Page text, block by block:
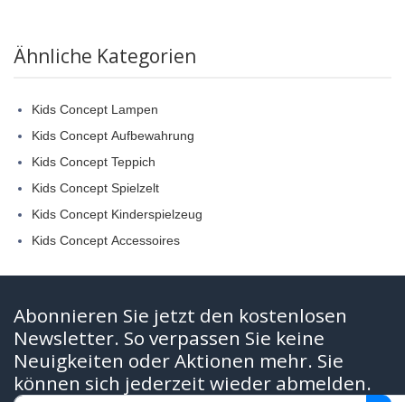
Ähnliche Kategorien
Kids Concept Lampen
Kids Concept Aufbewahrung
Kids Concept Teppich
Kids Concept Spielzelt
Kids Concept Kinderspielzeug
Kids Concept Accessoires
Abonnieren Sie jetzt den kostenlosen
Newsletter. So verpassen Sie keine
Neuigkeiten oder Aktionen mehr. Sie
können sich jederzeit wieder abmelden.